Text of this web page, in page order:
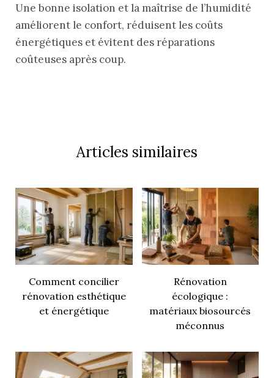
Une bonne isolation et la maîtrise de l’humidité
améliorent le confort, réduisent les coûts
énergétiques et évitent des réparations
coûteuses après coup.
Articles similaires
Comment concilier
rénovation esthétique
et énergétique
Rénovation
écologique :
matériaux biosourcés
méconnus